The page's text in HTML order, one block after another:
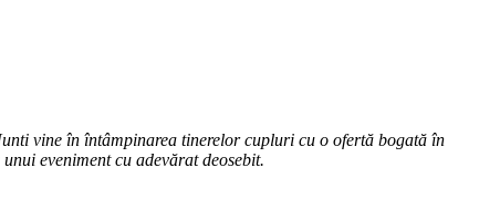
vine în întâmpinarea tinerelor cupluri cu o ofertă bogată în
eveniment cu adevărat deosebit.